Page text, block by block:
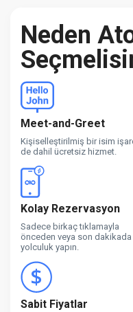
Neden
Meet-and-Greet
Kişiselleştirilmiş bir isim
de dahil ücretsiz hizmet.
Kolay Rezervasyon
Sadece birkaç tıklamayla
önceden veya son
yolculuk yapın.
Sabit Fiyatlar